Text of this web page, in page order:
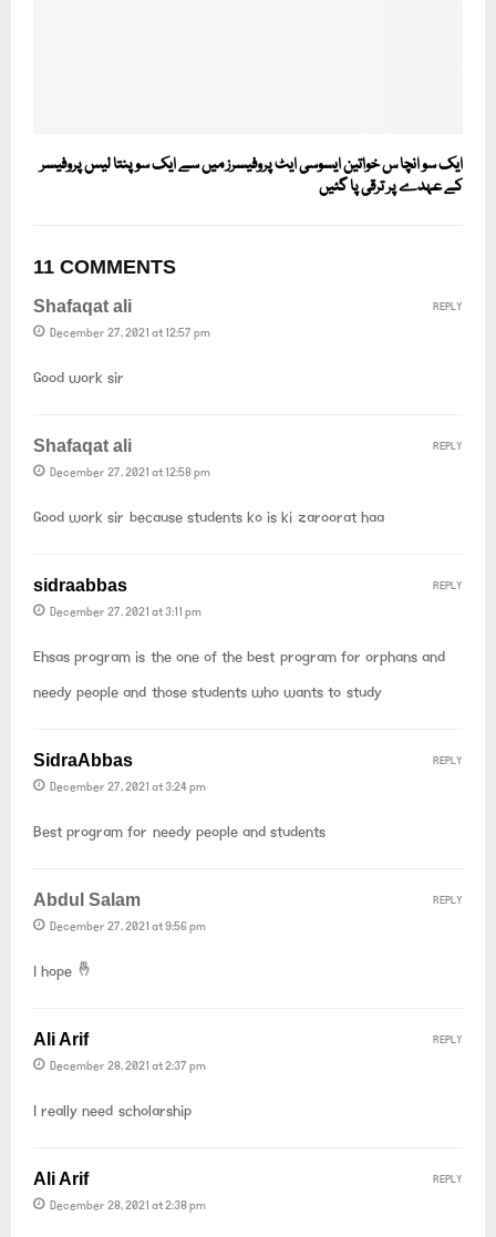
ایک سو انچا س خواتین ایسوسی ایٹ پروفیسرز میں سے ایک سو پنتا لیس پروفیسر
کے عہدے پر ترقی پا گئیں
11 COMMENTS
Shafaqat ali
December 27, 2021 at 12:57 pm
Good work sir
REPLY
Shafaqat ali
December 27, 2021 at 12:58 pm
Good work sir because students ko is ki zaroorat haa
REPLY
sidraabbas
December 27, 2021 at 3:11 pm
Ehsas program is the one of the best program for orphans and
needy people and those students who wants to study
REPLY
SidraAbbas
December 27, 2021 at 3:24 pm
Best program for needy people and students
REPLY
Abdul Salam
December 27, 2021 at 9:56 pm
I hope 🤞
REPLY
Ali Arif
December 28, 2021 at 2:37 pm
I really need scholarship
REPLY
Ali Arif
December 28, 2021 at 2:38 pm
REPLY